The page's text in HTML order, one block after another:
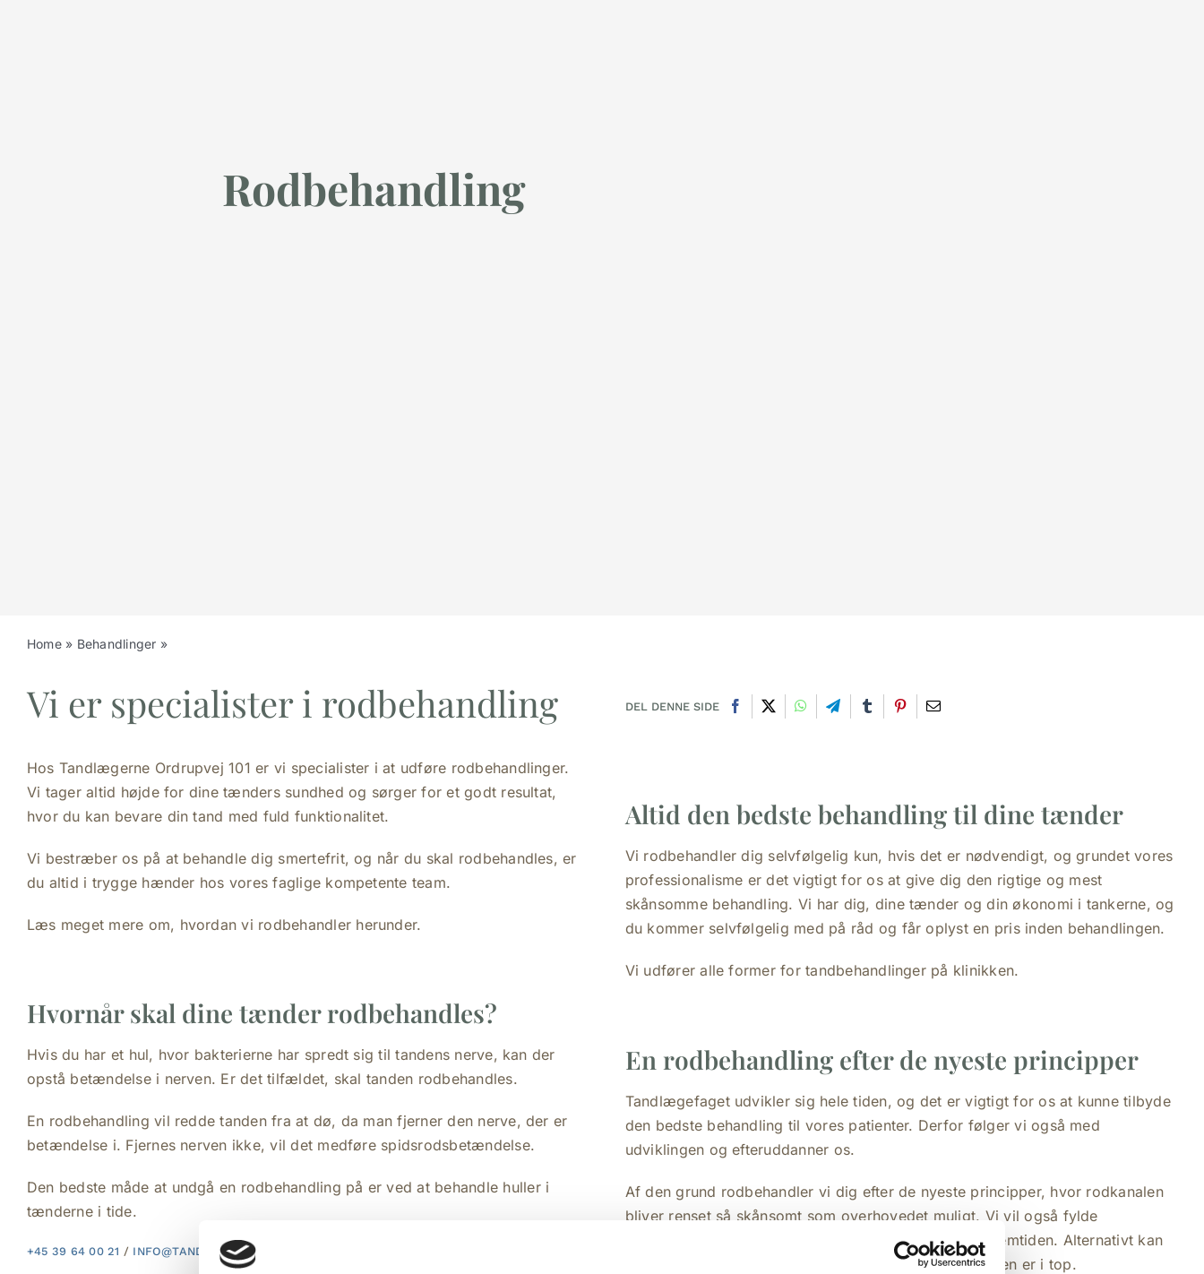
Rodbehandling
Home» Behandlinger »
Vi er specialister i rodbehandling DEL DENNE SIDE
Hos Tandlægerne Ordrupvej 101 er vi specialister i at udføre rodbehandlinger.
Vi tager altid højde for dine tænders sundhed og sørger for et godt resultat,
hvor du kan bevare din tand med fuld funktionalitet.
Vi bestræber os på at behandle dig smertefrit, og når du skal rodbehandles, er
du altid i trygge hænder hos vores faglige kompetente team.
Læs meget mere om, hvordan vi rodbehandler herunder.
Hvornår skal dine tænder rodbehandles?
Hvis du har et hul, hvor bakterierne har spredt sig til tandens nerve, kan der
opstå betændelse i nerven. Er det tilfældet, skal tanden rodbehandles.
En rodbehandling vil redde tanden fra at dø, da man fjerner den nerve, der er
betændelse i. Fjernes nerven ikke, vil det medføre spidsrodsbetændelse.
Den bedste måde at undgå en rodbehandling på er ved at behandle huller i
tænderne i tide.
+45 39 64 00 21 / INFO@TANDLAEGE-ORDRUP.DK
Altid den bedste behandling til dine tænder
Vi rodbehandler dig selvfølgelig kun, hvis det er nødvendigt, og grundet vores
professionalisme er det vigtigt for os at give dig den rigtige og mest
skånsomme behandling. Vi har dig, dine tænder og din økonomi i tankerne, og
du kommer selvfølgelig med på råd og får oplyst en pris inden behandlingen.
Vi udfører alle former for tandbehandlinger på klinikken.
En rodbehandling efter de nyeste principper
Tandlægefaget udvikler sig hele tiden, og det er vigtigt for os at kunne tilbyde
den bedste behandling til vores patienter. Derfor følger vi også med
udviklingen og efteruddanner os.
Af den grund rodbehandler vi dig efter de nyeste principper, hvor rodkanalen
bliver renset så skånsomt som overhovedet muligt. Vi vil også fylde
rodkanalen med plastik, som skal beskytte tanden i fremtiden. Alternativt kan
vi også beskytte tanden med en krone, så holdbarheden er i top.